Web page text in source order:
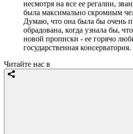
несмотря на все ее регалии,
была максимально скромным
Думаю, что она была бы очень
обрадована, когда узнала бы,
новой прописки - ее горячо
государственная консерватория.
Читайте нас в